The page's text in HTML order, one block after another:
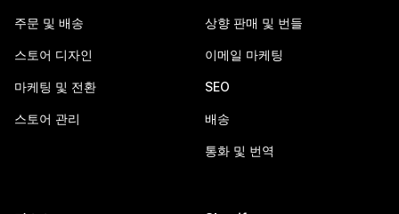
주문 및 배송
스토어 디자인
마케팅 및 전환
스토어 관리
상향 판매 및 번들
이메일 마케팅
SEO
배송
통화 및 번역